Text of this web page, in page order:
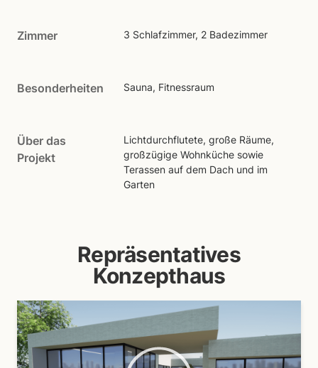
Zimmer 3 Schlafzimmer, 2 Badezimmer
Besonderheiten Sauna, Fitnessraum
Über das
Projekt
Lichtdurchflutete, große Räume,
großzügige Wohnküche sowie
Terassen auf dem Dach und im
Garten
Repräsentatives
Konzepthaus